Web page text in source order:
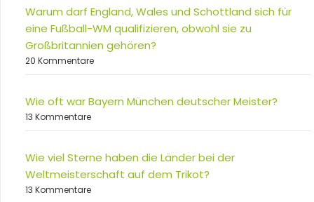
Warum darf England, Wales und Schottland sich für
eine Fußball-WM qualifizieren, obwohl sie zu
Großbritannien gehören?
20 Kommentare
Wie oft war Bayern München deutscher Meister?
13 Kommentare
Wie viel Sterne haben die Länder bei der
Weltmeisterschaft auf dem Trikot?
13 Kommentare